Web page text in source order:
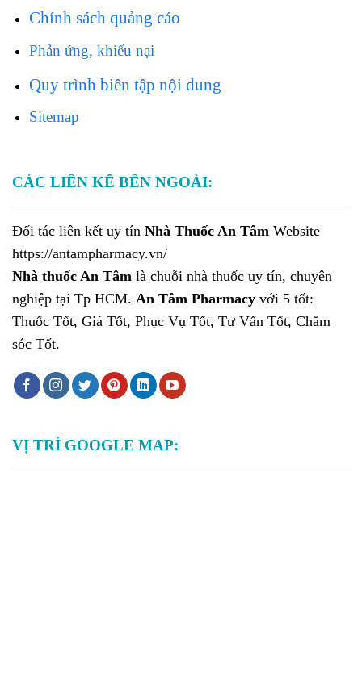
Chính sách quảng cáo
Phản ứng, khiếu nại
Quy trình biên tập nội dung
Sitemap
CÁC LIÊN KẾ BÊN NGOÀI:
Đối tác liên kết uy tín Nhà Thuốc An Tâm Website
https://antampharmacy.vn/
Nhà thuốc An Tâm là chuỗi nhà thuốc uy tín, chuyên
nghiệp tại Tp HCM. An Tâm Pharmacy với 5 tốt:
Thuốc Tốt, Giá Tốt, Phục Vụ Tốt, Tư Vấn Tốt, Chăm
sóc Tốt.
VỊ TRÍ GOOGLE MAP: